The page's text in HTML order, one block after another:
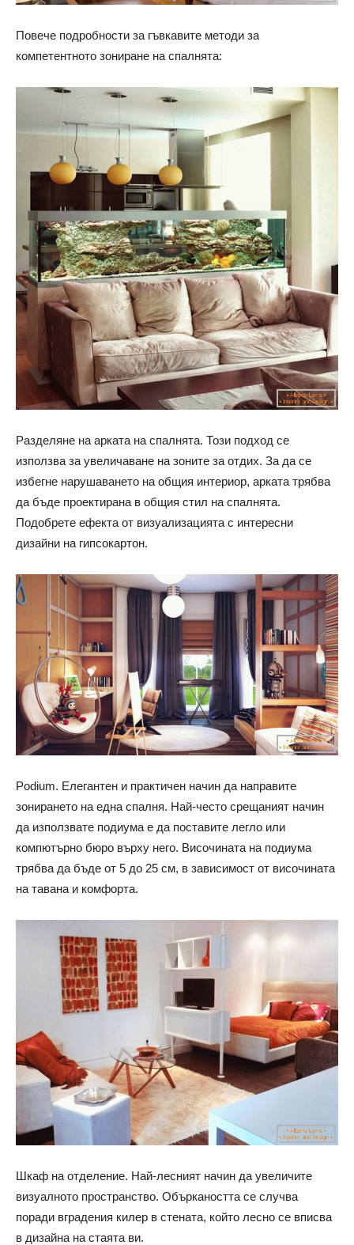
Повече подробности за гъвкавите методи за
компетентното зониране на спалнята:
Разделяне на арката на спалнята. Този подход се
използва за увеличаване на зоните за отдих. За да се
избегне нарушаването на общия интериор, арката трябва
да бъде проектирана в общия стил на спалнята.
Подобрете ефекта от визуализацията с интересни
дизайни на гипсокартон.
Podium. Елегантен и практичен начин да направите
зонирането на една спалня. Най-често срещаният начин
да използвате подиума е да поставите легло или
компютърно бюро върху него. Височината на подиума
трябва да бъде от 5 до 25 см, в зависимост от височината
на тавана и комфорта.
Шкаф на отделение. Най-лесният начин да увеличите
визуалното пространство. Объркаността се случва
поради вградения килер в стената, който лесно се вписва
в дизайна на стаята ви.